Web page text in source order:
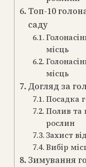
Топ-10
саду
місць
місць
Догляд за
Посадка
Полив та
рослин
Захист
Вибір
Зимування